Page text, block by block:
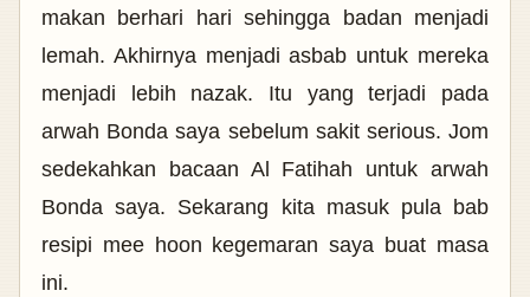
makan berhari hari sehingga badan menjadi
lemah. Akhirnya menjadi asbab untuk mereka
menjadi lebih nazak. Itu yang terjadi pada
arwah Bonda saya sebelum sakit serious. Jom
sedekahkan bacaan Al Fatihah untuk arwah
Bonda saya. Sekarang kita masuk pula bab
resipi mee hoon kegemaran saya buat masa
ini.